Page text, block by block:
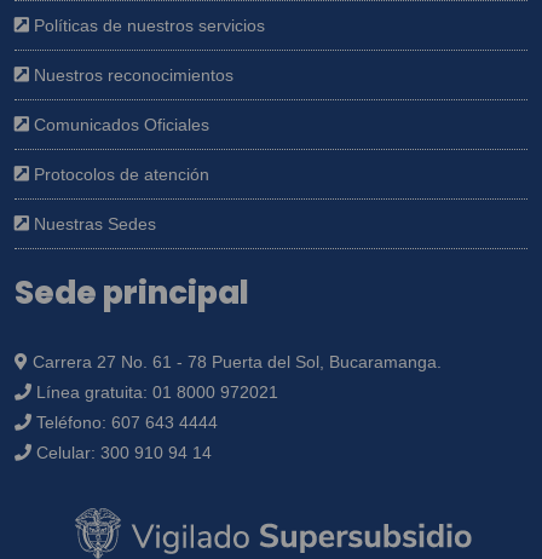
Políticas de nuestros servicios
Nuestros reconocimientos
Comunicados Oficiales
Protocolos de atención
Nuestras Sedes
Sede principal
Carrera 27 No. 61 - 78 Puerta del Sol, Bucaramanga.
Línea gratuita: 01 8000 972021
Teléfono: 607 643 4444
Celular: 300 910 94 14